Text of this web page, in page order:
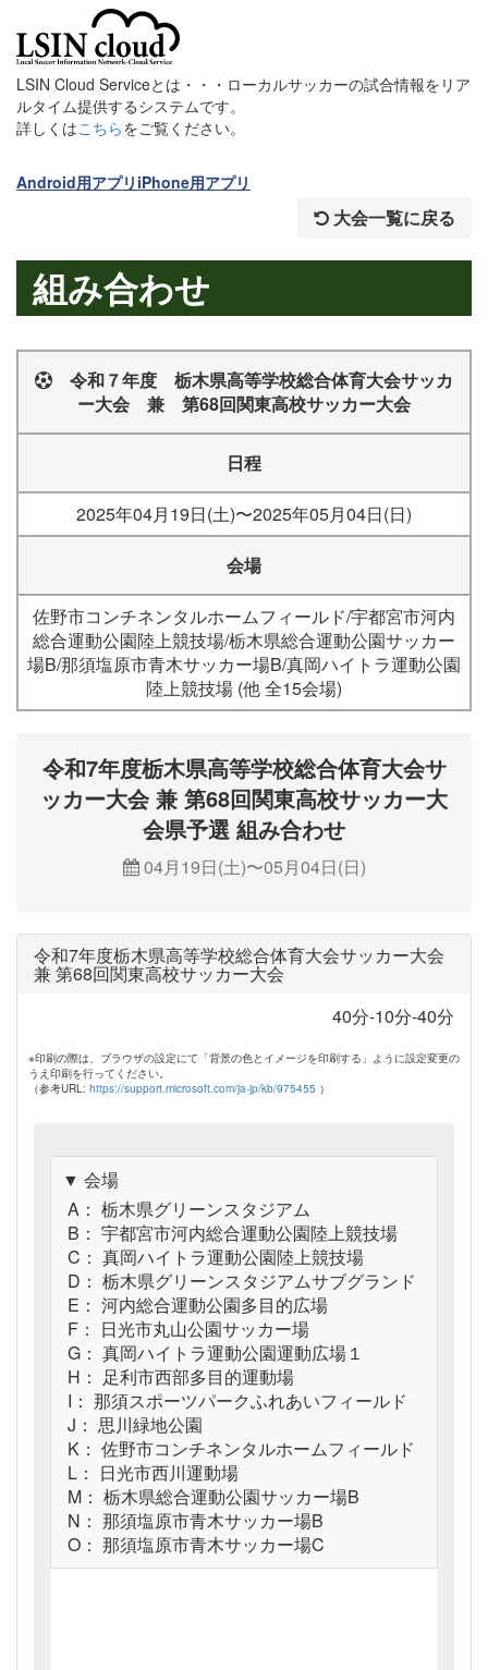
LSIN Cloud Serviceとは・・・ローカルサッカーの試合情報をリア
ルタイム提供するシステムです。
詳しくはこちらをご覧ください。
Android用アプリ iPhone用アプリ
大会一覧に戻る
組み合わせ
令和７年度 栃木県高等学校総合体育大会サッカ
ー大会 兼 第68回関東高校サッカー大会
日程
2025年04月19日(土)〜2025年05月04日(日)
会場
佐野市コンチネンタルホームフィールド/宇都宮市河内
総合運動公園陸上競技場/栃木県総合運動公園サッカー
場B/那須塩原市青木サッカー場B/真岡ハイトラ運動公園
陸上競技場 (他 全15会場)
令和7年度栃木県高等学校総合体育大会サ
ッカー大会 兼 第68回関東高校サッカー大
会県予選 組み合わせ
04月19日(土)〜05月04日(日)
令和7年度栃木県高等学校総合体育大会サッカー大会
兼 第68回関東高校サッカー大会
40分-10分-40分
※印刷の際は、ブラウザの設定にて「背景の色とイメージを印刷する」ように設定変更の
うえ印刷を行ってください。
（参考URL: https://support.microsoft.com/ja-jp/kb/975455 ）
▼ 会場
A： 栃木県グリーンスタジアム
B： 宇都宮市河内総合運動公園陸上競技場
C： 真岡ハイトラ運動公園陸上競技場
D： 栃木県グリーンスタジアムサブグランド
E： 河内総合運動公園多目的広場
F： 日光市丸山公園サッカー場
G： 真岡ハイトラ運動公園運動広場１
H： 足利市西部多目的運動場
I： 那須スポーツパークふれあいフィールド
J： 思川緑地公園
K： 佐野市コンチネンタルホームフィールド
L： 日光市西川運動場
M： 栃木県総合運動公園サッカー場B
N： 那須塩原市青木サッカー場B
O： 那須塩原市青木サッカー場C